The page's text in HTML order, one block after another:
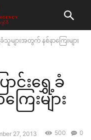
များအတွက် နစ်နာကြေးများ
င်းရွှေ့ခံ
ေးများ
27, 2013 0
500